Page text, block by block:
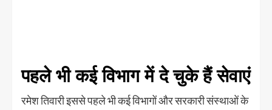
पहले भी कई विभाग में दे चुके हैं सेवाएं
रमेश तिवारी इससे पहले भी कई विभागों और सरकारी संस्थाओं के